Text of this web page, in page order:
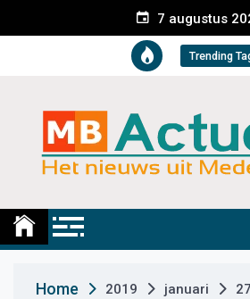
e
t
7 augustus
Trending
Medemblik
Home 2019 januari
27